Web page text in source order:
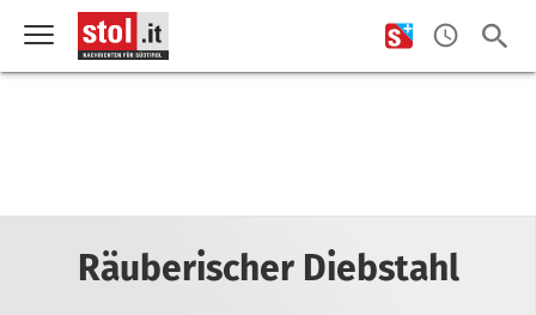
Räuberischer Diebstahl